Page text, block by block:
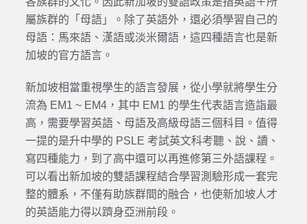
屬族群的「母語」。除了英語外，還必須學習自己的
母語：馬來語、漢語或淡米爾語，這四種語言也是新
加坡的官方語言。
新加坡相當重視學生的語言發展，從小學就將學生分
流為 EM1 ~ EM4，其中 EM1 的學生代表語言造詣最
高，需要學習英語、母語及高級母語三個科目。值得
一提的是升中學的 PSLE 考試英文科考聽、說、讀、
寫四種能力，到了高中還可以再進修第三外語課程。
可以看出新加坡的雙語課程結合學習測驗形成一套完
整的體系，不僅有助族群間的融合，也使新加坡人才
的英語能力得以躋身亞洲前段。